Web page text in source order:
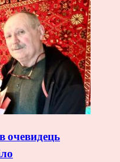
очевидець